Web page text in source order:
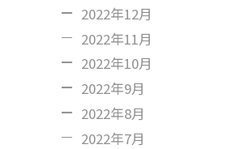
2022年12月
2022年11月
2022年10月
2022年9月
2022年8月
2022年7月